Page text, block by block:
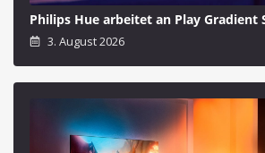
Philips Hue arbeitet an Play Gradient
3. August 2026